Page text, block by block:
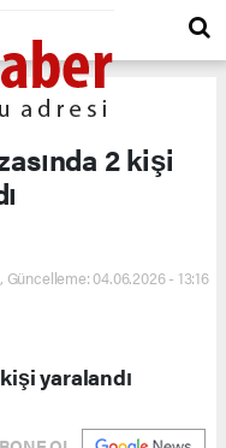
2 kişi
04.06.2026 - 13:16
yaralandı